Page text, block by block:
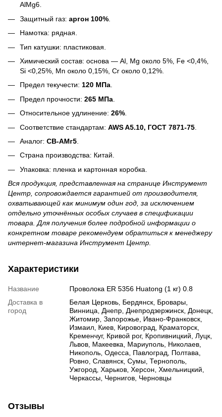
AlMg6.
Защитный газ: аргон 100%
Намотка: рядная.
Тип катушки: пластиковая.
Химический состав: основа — Al, Mg около 5%, Fe <0,4%,
Si <0,25%, Mn около 0,15%, Cr около 0,12%.
Предел текучести: 120 МПа.
Предел прочности: 265 МПа
Относительное удлинение: 26%
Соответствие стандартам: AWS A5.10, ГОСТ 7871-75
Аналог: СВ-АМг5
Страна производства: Китай.
Упаковка: пленка и картонная коробка.
Вся продукция, представленная на странице Инструмент
Центр, сопровождается гарантией от производителя,
охватывающей как минимум один год, за исключением
отдельно уточнённых особых случаев в спецификации
товара. Для получения более подробной информации о
конкретном товаре рекомендуем обратиться к менеджеру
интернет-магазина Инструмент Центр.
Характеристики
Название
Проволока ER 5356 Huatong (1 кг) 0.8
Доставка в
город
Белая Церковь, Бердянск, Бровары,
Винница, Днепр, Днепродзержинск, Донецк,
Житомир, Запорожье, Ивано-Франковск,
Измаил, Киев, Кировоград, Краматорск,
Кременчуг, Кривой рог, Кропивницкий, Луцк,
Львов, Макеевка, Мариуполь, Николаев,
Никополь, Одесса, Павлоград, Полтава,
Ровно, Славянск, Сумы, Тернополь,
Ужгород, Харьков, Херсон, Хмельницкий,
Черкассы, Чернигов, Черновцы
Отзывы